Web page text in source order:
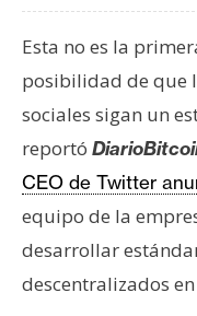
s
i
s
N
o
t
a
s
d
Esta no es la
posibilidad de que
sociales sigan un
reportó
CEO de Twitter
equipo de la
desarrollar
descentralizados